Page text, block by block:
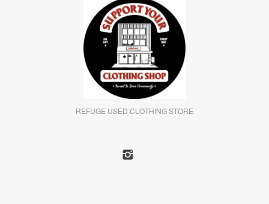
REFUGE USED CLOTHING STORE